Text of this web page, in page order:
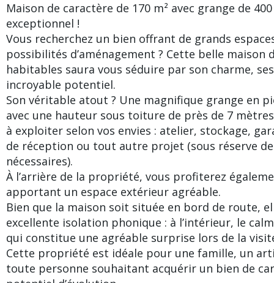
Maison de caractère de 170 m² avec grange de
exceptionnel !
Vous recherchez un bien offrant de grands
possibilités d’aménagement ? Cette belle maison
habitables saura vous séduire par son charme,
incroyable potentiel.
Son véritable atout ? Une magnifique grange en
avec une hauteur sous toiture de près de 7
à exploiter selon vos envies : atelier, stockage,
de réception ou tout autre projet (sous réserve
nécessaires).
À l’arrière de la propriété, vous profiterez
apportant un espace extérieur agréable.
Bien que la maison soit située en bord de route,
excellente isolation phonique : à l’intérieur, le
qui constitue une agréable surprise lors de la
Cette propriété est idéale pour une famille, un
toute personne souhaitant acquérir un bien de